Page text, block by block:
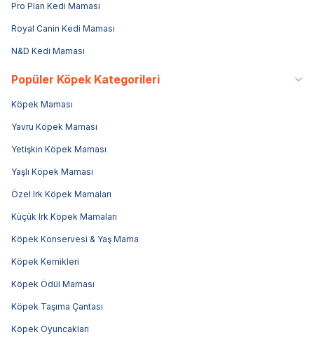
Pro Plan Kedi Maması
Royal Canin Kedi Maması
N&D Kedi Maması
Popüler Köpek Kategorileri
Köpek Maması
Yavru Köpek Maması
Yetişkin Köpek Maması
Yaşlı Köpek Maması
Özel Irk Köpek Mamaları
Küçük Irk Köpek Mamaları
Köpek Konservesi & Yaş Mama
Köpek Kemikleri
Köpek Ödül Maması
Köpek Taşıma Çantası
Köpek Oyuncakları